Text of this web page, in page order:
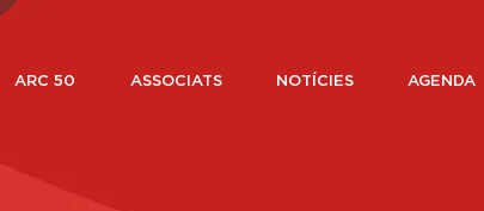
ARC 50 ASSOCIATS NOTÍCIES AGENDA